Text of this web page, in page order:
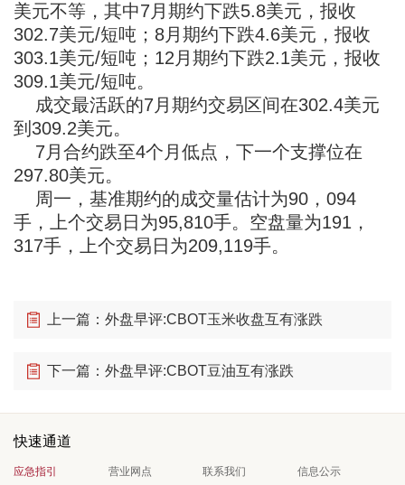
美元不等，其中7月期约下跌5.8美元，报收
302.7美元/短吨；8月期约下跌4.6美元，报收
303.1美元/短吨；12月期约下跌2.1美元，报收
309.1美元/短吨。
成交最活跃的7月期约交易区间在302.4美元
到309.2美元。
7月合约跌至4个月低点，下一个支撑位在
297.80美元。
周一，基准期约的成交量估计为90，094
手，上个交易日为95,810手。空盘量为191，
317手，上个交易日为209,119手。
上一篇：外盘早评:CBOT玉米收盘互有涨跌
下一篇：外盘早评:CBOT豆油互有涨跌
快速通道
应急指引 营业网点 联系我们 信息公示